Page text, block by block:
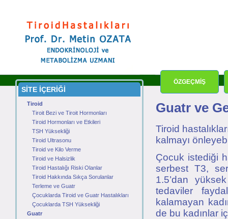
ÖZGEÇMİŞ
SİTE İÇERİĞİ
Tiroid
Tiroit Bezi ve Tiroit Hormonları
Tiroid Hormonları ve Etkileri
TSH Yüksekliği
Tiroid Ultrasonu
Tiroid ve Kilo Verme
Tiroid ve Halsizlik
Tiroid Hastalığı Riski Olanlar
Tiroid Hakkında Sıkça Sorulanlar
Terleme ve Guatr
Çocuklarda Tiroid ve Guatr Hastalıkları
Çocuklarda TSH Yüksekliği
Guatr
Guatr ve
Tiroid
kalmayı
Çocuk istediği
serbest T3,
1.5’dan
tedaviler
kalamayan
de bu kadınlar